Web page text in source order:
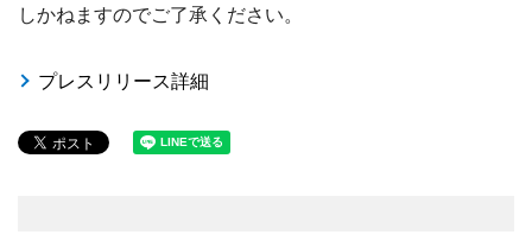
しかねますのでご了承ください。
プレスリリース詳細